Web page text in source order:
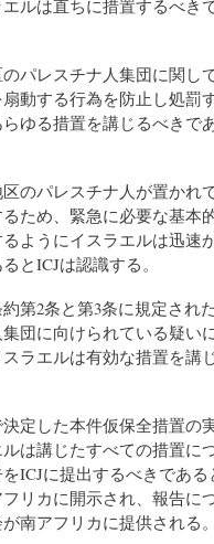
ルは直ちに措置するべき
パレスチナ人集団に関し
動する行為を防止し処罰
ゆる措置を講じるべきで
のパレスチナ人が置かれ
ため、緊急に必要な基本
ようにイスラエルは迅速
とICJは認識する。
第2条と第3条に規定され
団に向けられている疑い
ラエルは有効な措置を講
定した本件仮保全措置の
は講じたすべての措置に
ICJに提出するべきである
リカに開示され、報告に
南アフリカに提供される。